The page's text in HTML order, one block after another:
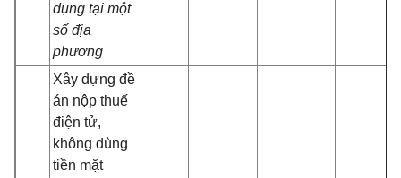
dụng tại một
số địa
phương
Xây dựng đề
án nộp thuế
điện tử,
không dùng
tiền mặt